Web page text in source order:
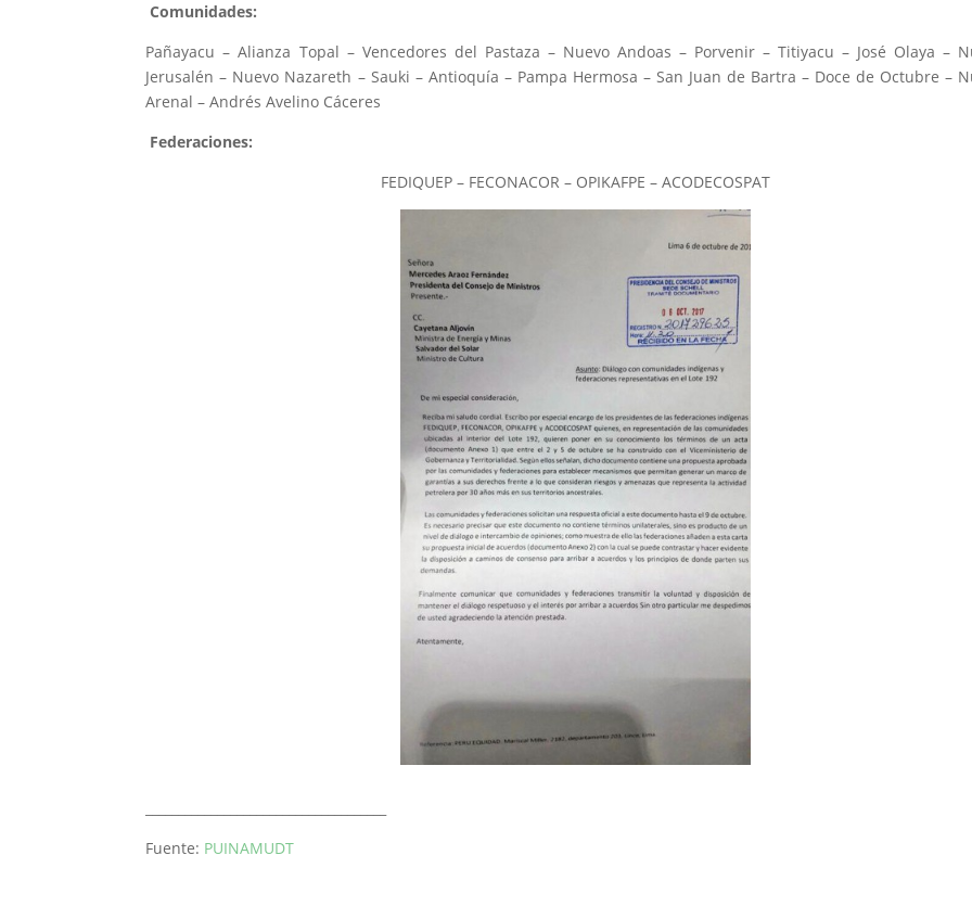
Comunidades:
Pañayacu – Alianza Topal – Vencedores del Pastaza – Nuevo Andoas – Porvenir – Titiyacu – José Olaya –
Jerusalén – Nuevo Nazareth – Sauki – Antioquía – Pampa Hermosa – San Juan de Bartra – Doce de Octubre –
Arenal – Andrés Avelino Cáceres
Federaciones:
FEDIQUEP – FECONACOR – OPIKAFPE – ACODECOSPAT
Fuente: PUINAMUDT